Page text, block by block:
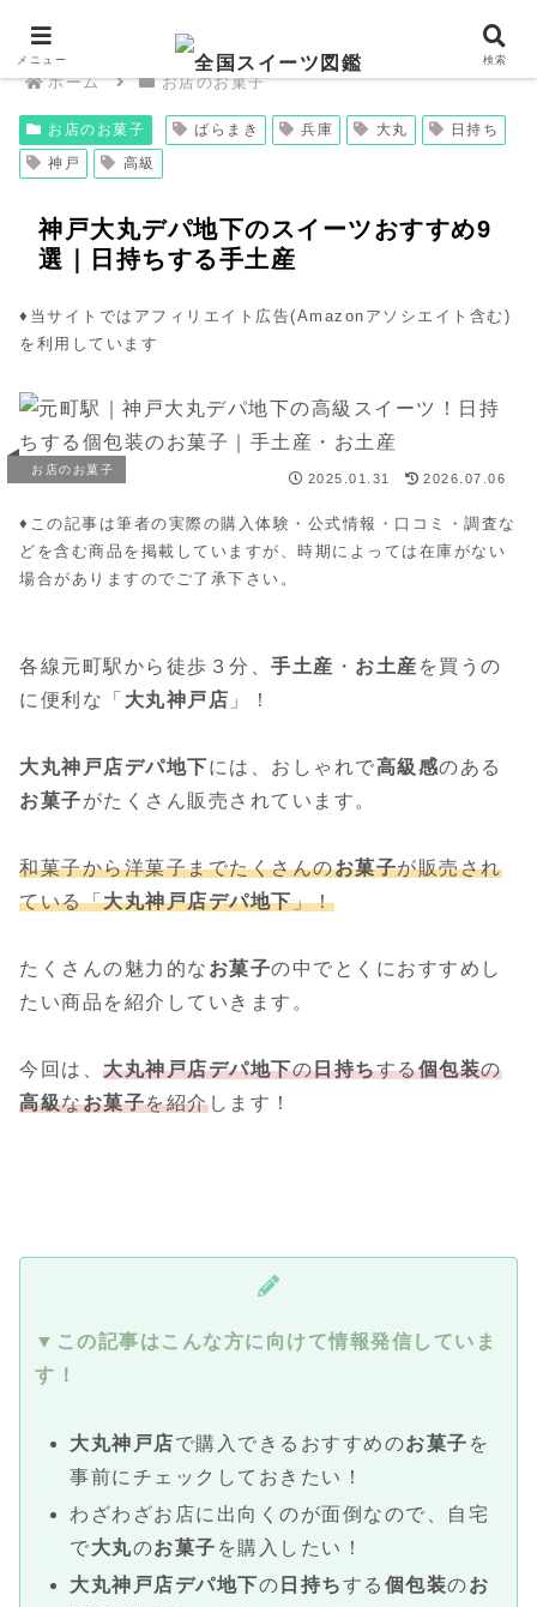
ホーム お店のお菓子
お店のお菓子 ばらまき 兵庫 大丸
日持ち
神戸
高級
神戸大丸デパ地下のスイーツおすすめ9
選｜日持ちする手土産
♦︎当サイトではアフィリエイト広告(Amazonアソシエイト含む)
を利用しています
お店のお菓子
2025.01.31 2026.07.06
♦︎この記事は筆者の実際の購入体験・公式情報・口コミ・調査な
どを含む商品を掲載していますが、時期によっては在庫がない
場合がありますのでご了承下さい。
各線元町駅から徒歩３分、 手土産 ・ お土産 を買うの
に便利な「 大丸神戸 店 」！
大丸神戸店デパ地下には、おしゃれで高級感のある
お菓子がたくさん販売されています。
和菓子から洋菓子までたくさんのお菓子が販売され
ている「大丸神戸店デパ地下」！
たくさんの魅力的な お菓子の中でとくにおすすめし
たい商品を紹介していきます。
今回は、 大丸神戸店デパ地下の日持ちする個包装の
高級なお菓子を紹介します！
▼この記事はこんな方に向けて情報発信していま
す！
大丸神戸店で購入できるおすすめのお菓子 を
事前にチェックしておきたい！
わざわざお店に出向くのが面倒なので、自宅
で大丸のお菓子 を購入したい！
大丸神戸店デパ地下の 日持ちする 個包装のお
メニュー 検索